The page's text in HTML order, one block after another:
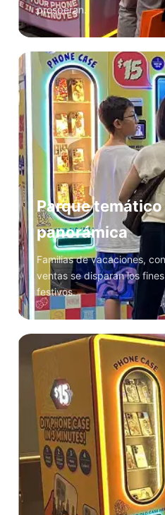
prosperan.
Parque
panorámica
Familias de vacaciones,
ventas se disparan los
festivos.